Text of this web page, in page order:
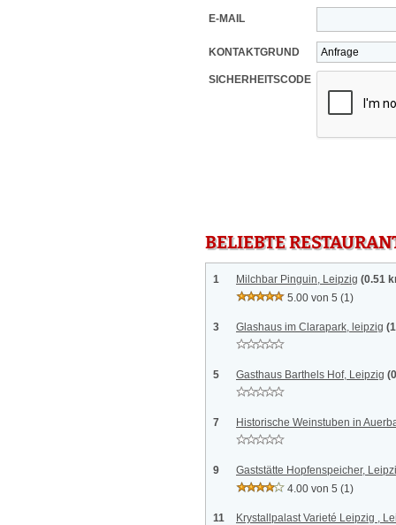
E-MAIL
KONTAKTGRUND
SICHERHEITSCODE
BELIEBTE
1 Milchbar Pinguin, Leipzig (0.51
5.00 von 5 (1)
3 Glashaus im Clarapark, leipzig
5 Gasthaus Barthels Hof, Leipzig
7 Historische Weinstuben in
9
Gaststätte Hopfenspeicher,
4.00 von 5 (1)
11 Krystallpalast Varieté Leipzig ,